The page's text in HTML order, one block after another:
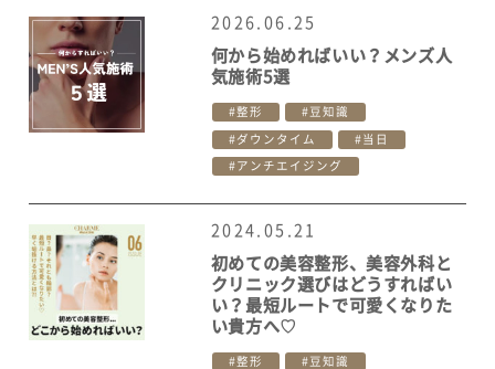
2026.06.25
何から始めればいい？メンズ人
気施術5選
整形 豆知識
ダウンタイム 当日
アンチエイジング
2024.05.21
初めての美容整形、美容外科と
クリニック選びはどうすればい
い？最短ルートで可愛くなりた
い貴方へ♡
整形 豆知識